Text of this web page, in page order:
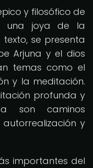
y filosófico de
una joya de la
texto, se presenta
Arjuna y el dios
temas como el
y la meditación.
profunda y
son caminos
y
importantes del